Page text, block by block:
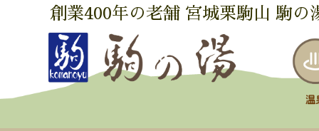
創業400年の老舗 宮城栗駒山 駒の